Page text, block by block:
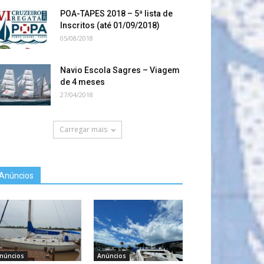
POA-TAPES 2018 – 5ª lista de
Inscritos (até 01/09/2018)
05/08/2018
Navio Escola Sagres – Viagem
de 4 meses
27/04/2018
Carregar mais
Anúncios